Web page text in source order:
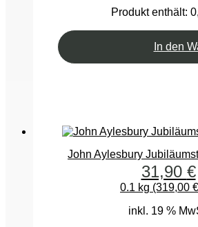
Produkt enthält:
In den
John Aylesbury
31,90 €
0.1 kg (319,00
inkl. 19 %